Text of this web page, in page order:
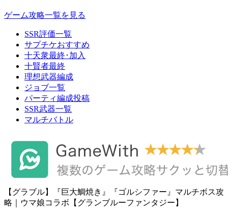
ゲーム攻略一覧を見る
SSR評価一覧
サプチケおすすめ
十天衆最終･加入
十賢者最終
理想武器編成
ジョブ一覧
パーティ編成投稿
SSR武器一覧
マルチバトル
【グラブル】『巨大鯛焼き』『ゴルシファー』マルチボス攻
略｜ウマ娘コラボ【グランブルーファンタジー】